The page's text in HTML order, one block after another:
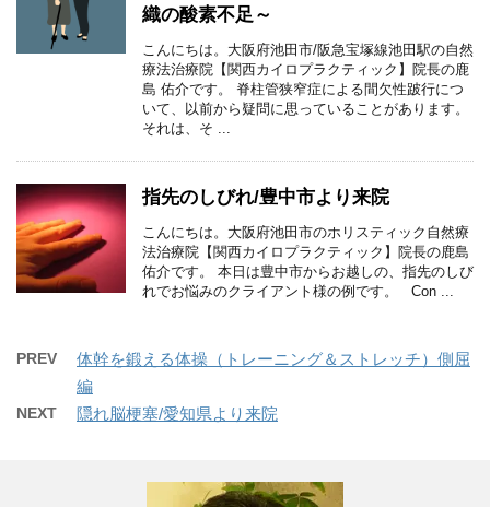
織の酸素不足～
こんにちは。大阪府池田市/阪急宝塚線池田駅の自然
療法治療院【関西カイロプラクティック】院長の鹿
島 佑介です。 脊柱管狭窄症による間欠性跛行につ
いて、以前から疑問に思っていることがあります。
それは、そ ...
指先のしびれ/豊中市より来院
こんにちは。大阪府池田市のホリスティック自然療
法治療院【関西カイロプラクティック】院長の鹿島
佑介です。 本日は豊中市からお越しの、指先のしび
れでお悩みのクライアント様の例です。 Con ...
PREV
体幹を鍛える体操（トレーニング＆ストレッチ）側屈
編
NEXT 隠れ脳梗塞/愛知県より来院